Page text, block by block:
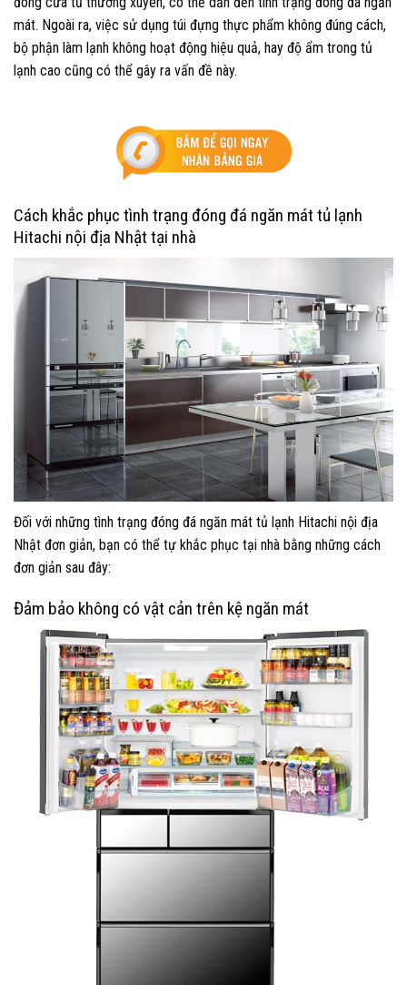
mát. Ngoài ra, việc sử dụng túi đựng thực phẩm không đúng cách,
bộ phận làm lạnh không hoạt động hiệu quả, hay độ ẩm trong tủ
lạnh cao cũng có thể gây ra vấn đề này.
Cách khắc phục tình trạng đóng đá ngăn mát tủ lạnh
Hitachi nội địa Nhật tại nhà
Đối với những tình trạng đóng đá ngăn mát tủ lạnh Hitachi nội địa
Nhật đơn giản, bạn có thể tự khắc phục tại nhà bằng những cách
đơn giản sau đây:
Đảm bảo không có vật cản trên kệ ngăn mát